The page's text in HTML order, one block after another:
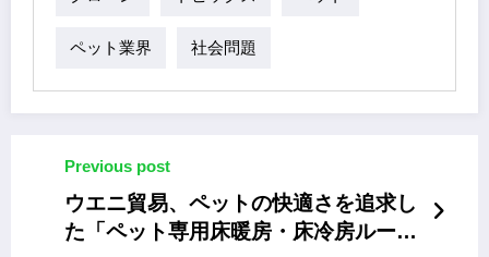
ペット業界 社会問題
Previous post
ウエニ貿易、ペットの快適さを追求し
た「ペット専用床暖房・床冷房ルー